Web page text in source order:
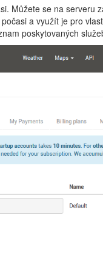
Můžete se na serveru
a využít je pro
poskytovaných